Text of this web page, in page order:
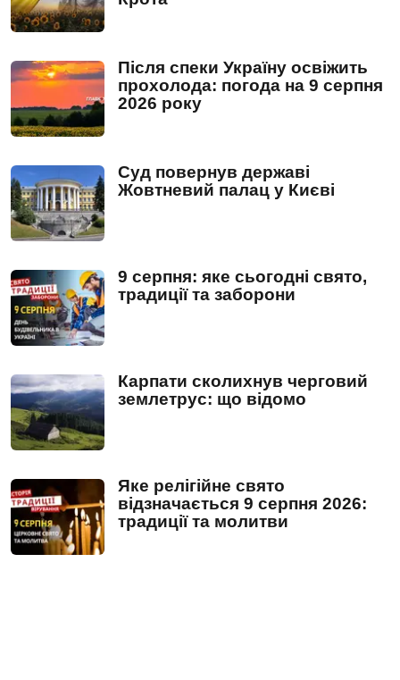
Після спеки Україну освіжить
прохолода: погода на 9 серпня
2026 року
Суд повернув державі
Жовтневий палац у Києві
9 серпня: яке сьогодні свято,
традиції та заборони
Карпати сколихнув черговий
землетрус: що відомо
Яке релігійне свято
відзначається 9 серпня 2026:
традиції та молитви